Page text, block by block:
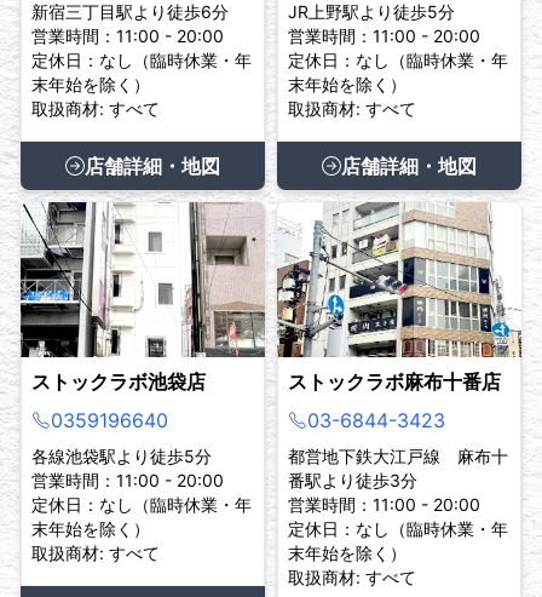
新宿三丁目駅より徒歩6分
営業時間：11:00 - 20:00
定休日：なし（臨時休業・年
末年始を除く）
取扱商材: すべて
店舗詳細・地図
JR上野駅より徒歩5分
営業時間：11:00 - 20:00
定休日：なし（臨時休業・年
末年始を除く）
取扱商材: すべて
店舗詳細・地図
ストックラボ池袋店
0359196640
各線池袋駅より徒歩5分
営業時間：11:00 - 20:00
定休日：なし（臨時休業・年
末年始を除く）
取扱商材: すべて
ストックラボ麻布十番店
03-6844-3423
都営地下鉄大江戸線 麻布十
番駅より徒歩3分
営業時間：11:00 - 20:00
定休日：なし（臨時休業・年
末年始を除く）
取扱商材: すべて